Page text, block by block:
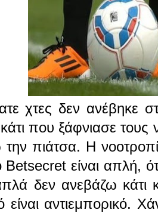
χτες δεν ανέβηκε
κάτι που ξάφνιασε τους
πιάτσα. Η
Betsecret είναι απλή,
δεν ανεβάζω
είναι αντιεμπορικό.